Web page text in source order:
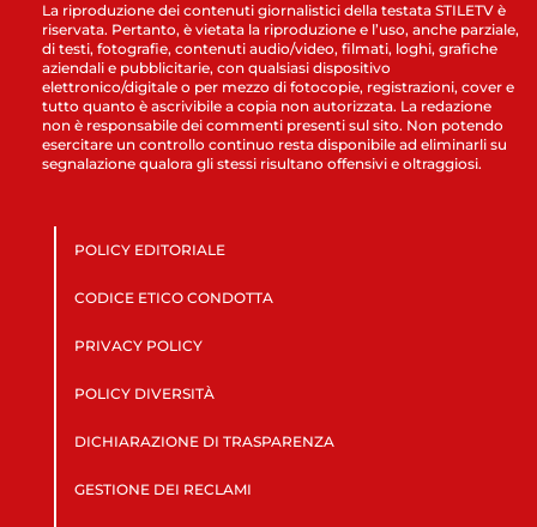
La riproduzione dei contenuti giornalistici della testata STILETV è
riservata. Pertanto, è vietata la riproduzione e l’uso, anche parziale,
di testi, fotografie, contenuti audio/video, filmati, loghi, grafiche
aziendali e pubblicitarie, con qualsiasi dispositivo
elettronico/digitale o per mezzo di fotocopie, registrazioni, cover e
tutto quanto è ascrivibile a copia non autorizzata. La redazione
non è responsabile dei commenti presenti sul sito. Non potendo
esercitare un controllo continuo resta disponibile ad eliminarli su
segnalazione qualora gli stessi risultano offensivi e oltraggiosi.
POLICY EDITORIALE
CODICE ETICO CONDOTTA
PRIVACY POLICY
POLICY DIVERSITÀ
DICHIARAZIONE DI TRASPARENZA
GESTIONE DEI RECLAMI